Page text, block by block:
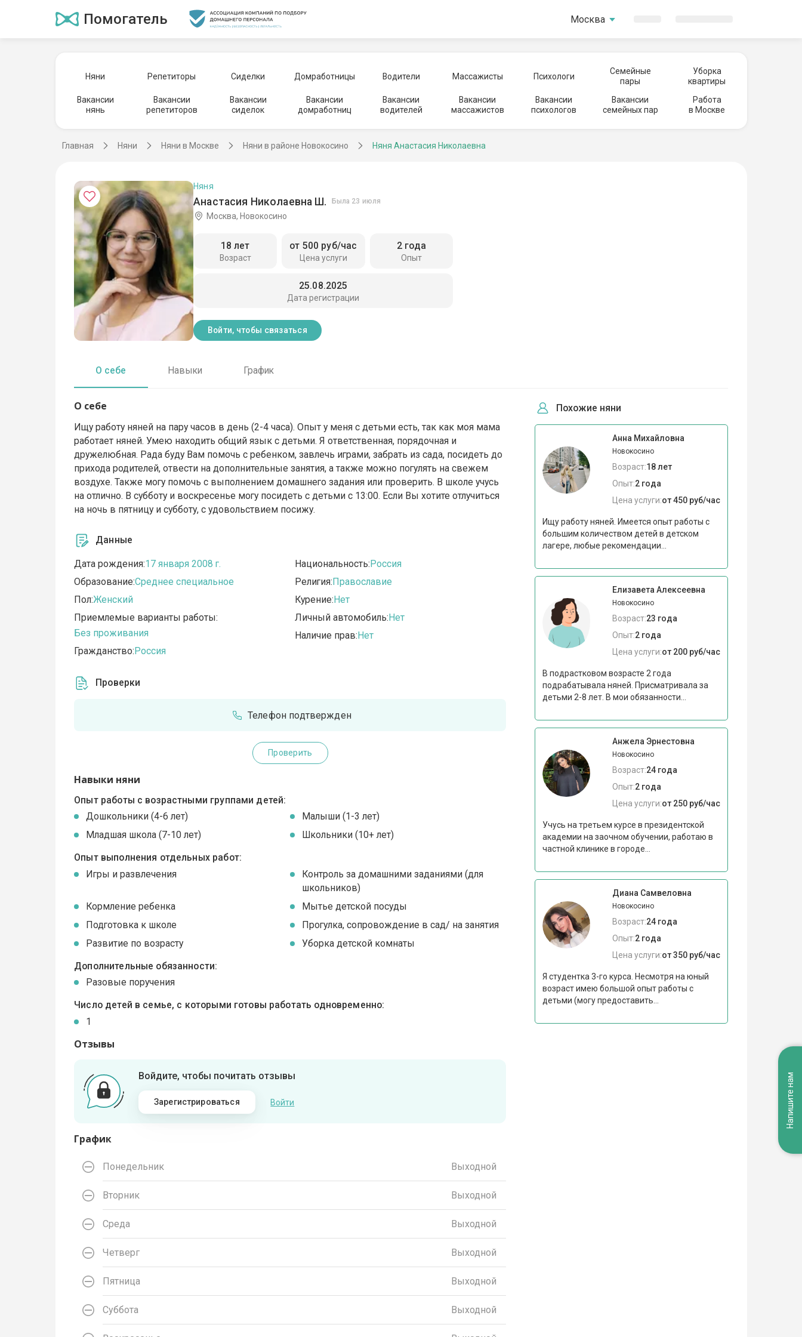
Помогатель Москва
Няни Репетиторы Сиделки Домработницы Водители Массажисты Психологи
Семейные
пары
Уборка
квартиры
Вакансии
нянь
Вакансии
репетиторов
Вакансии
сиделок
Вакансии
домработниц
Вакансии
водителей
Вакансии
массажистов
Вакансии
психологов
Вакансии
семейных пар
Работа
в Москве
Главная Няни Няни в Москве Няни в районе Новокосино Няня Анастасия Николаевна
Анастасия Николаевна Ш. Была 23 июля
Няня
Москва, Новокосино
Возраст
18 лет
Цена услуги
от 500 руб/час
Опыт
2 года
Дата регистрации
25.08.2025
Войти, чтобы связаться
О себе Навыки График
О себе
Ищу работу няней на пару часов в день (2-4 часа). Опыт у меня с детьми есть, так как моя мама
работает няней. Умею находить общий язык с детьми. Я ответственная, порядочная и
дружелюбная. Рада буду Вам помочь с ребенком, завлечь играми, забрать из сада, посидеть до
прихода родителей, отвести на дополнительные занятия, а также можно погулять на свежем
воздухе. Также могу помочь с выполнением домашнего задания или проверить. В школе учусь
на отлично. В субботу и воскресенье могу посидеть с детьми с 13:00. Если Вы хотите отлучиться
на ночь в пятницу и субботу, с удовольствием посижу.
Данные
Дата рождения:17 января 2008 г.
Образование:Среднее специальное
Пол:Женский
Приемлемые варианты работы:
Без проживания
Гражданство:Россия
Национальность:Россия
Религия:Православие
Курение:Нет
Личный автомобиль:Нет
Наличие прав:Нет
Проверки
Телефон подтвержден
Проверить
Навыки няни
Опыт работы с возрастными группами детей:
Дошкольники (4-6 лет)
Малыши (1-3 лет)
Младшая школа (7-10 лет)
Школьники (10+ лет)
Опыт выполнения отдельных работ:
Игры и развлечения
Контроль за домашними заданиями (для
школьников)
Кормление ребенка
Мытье детской посуды
Подготовка к школе
Прогулка, сопровождение в сад/ на занятия
Развитие по возрасту
Уборка детской комнаты
Дополнительные обязанности:
Разовые поручения
Число детей в семье, с которыми готовы работать одновременно:
1
Отзывы
Войдите, чтобы почитать отзывы
Зарегистрироваться Войти
График
Понедельник Выходной
Вторник Выходной
Среда Выходной
Четверг Выходной
Пятница Выходной
Суббота Выходной
Похожие няни
Анна Михайловна
Новокосино
Возраст:18 лет
Опыт:2 года
Цена услуги:от 450 руб/час
Ищу работу няней. Имеется опыт работы с
большим количеством детей в детском
лагере, любые рекомендации...
Елизавета Алексеевна
Новокосино
Возраст:23 года
Опыт:2 года
Цена услуги:от 200 руб/час
В подрастковом возрасте 2 года
подрабатывала няней. Присматривала за
детьми 2-8 лет. В мои обязанности...
Анжела Эрнестовна
Новокосино
Возраст:24 года
Опыт:2 года
Цена услуги:от 250 руб/час
Учусь на третьем курсе в президентской
академии на заочном обучении, работаю в
частной клинике в городе...
Диана Самвеловна
Новокосино
Возраст:24 года
Опыт:2 года
Цена услуги:от 350 руб/час
Я студентка 3-го курса. Несмотря на юный
возраст имею большой опыт работы с
детьми (могу предоставить...
Напишите нам